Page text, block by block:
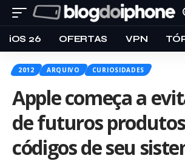
iOS 26 OFERTAS VPN
2012 ARQUIVO CURIOSIDADES
Apple começa a
de futuros
códigos de seu